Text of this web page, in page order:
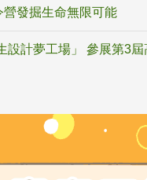
發掘生命無限可能
計夢工場」 參展第3